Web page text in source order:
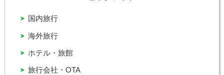
ホテル・旅館
国内旅行
旅行会社・OTA
海外旅行